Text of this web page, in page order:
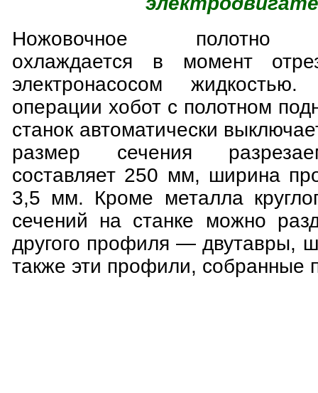
Ножовочное полотно
охлаждается в момент
электронасосом
операции хобот с полотном
станок автоматически
размер сечения
составляет 250 мм, ширина
3,5 мм. Кроме металла
сечений на станке можно
другого профиля — двутавры,
также эти профили, собранные